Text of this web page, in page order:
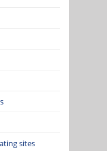
sites